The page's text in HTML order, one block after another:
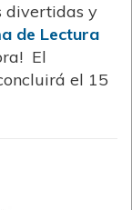
divertidas y
de Lectura
El
el 15